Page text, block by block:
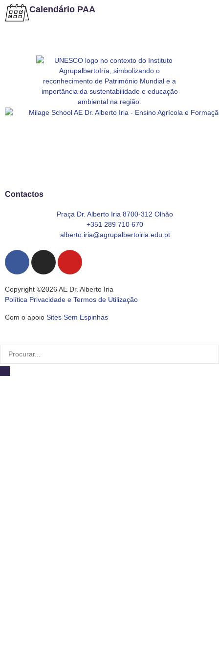
Calendário PAA
Contactos
Praça Dr. Alberto Iria 8700-312 Olhão
+351 289 710 670
alberto.iria@agrupalbertoiria.edu.pt
Copyright ©2026 AE Dr. Alberto Iria
Política Privacidade e Termos de Utilização
Com o apoio Sites Sem Espinhas